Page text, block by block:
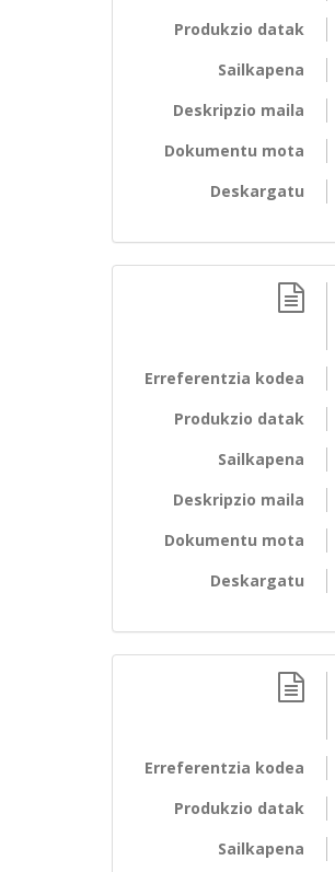
Produkzio datak
Sailkapena
Deskripzio maila
Dokumentu mota
Deskargatu
Erreferentzia kodea
Produkzio datak
Sailkapena
Deskripzio maila
Dokumentu mota
Deskargatu
Erreferentzia kodea
Produkzio datak
Sailkapena